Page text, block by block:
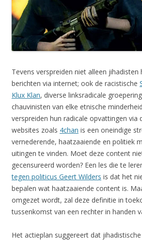
Tevens verspreiden niet alleen jihadisten
berichten via internet; ook de racistische
Klux Klan, diverse linksradicale
chauvinisten van elke etnische
verspreiden hun radicale opvattingen via
websites zoals 4chan is een oneindige
vernederende, haatzaaiende en politiek
uitingen te vinden. Moet deze content
gecensureerd worden? Een les die te
tegen politicus Geert Wilders is dat het
bepalen wat haatzaaiende content is.
omgezet wordt, zal deze definitie in
tussenkomst van een rechter in handen
Het actieplan suggereert dat